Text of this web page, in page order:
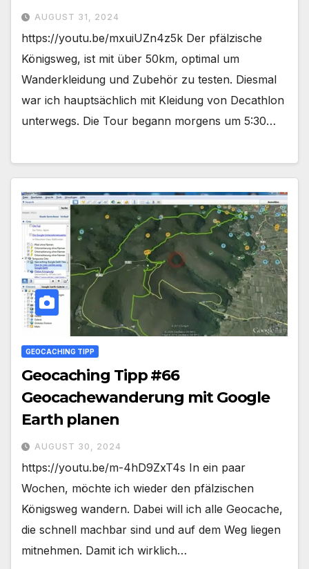
AUGUST 31, 2024
https://youtu.be/mxuiUZn4z5k Der pfälzische
Königsweg, ist mit über 50km, optimal um
Wanderkleidung und Zubehör zu testen. Diesmal
war ich hauptsächlich mit Kleidung von Decathlon
unterwegs. Die Tour begann morgens um 5:30…
GEOCACHING TIPP
Geocaching Tipp #66
Geocachewanderung mit Google
Earth planen
AUGUST 30, 2024
https://youtu.be/m-4hD9ZxT4s In ein paar
Wochen, möchte ich wieder den pfälzischen
Königsweg wandern. Dabei will ich alle Geocache,
die schnell machbar sind und auf dem Weg liegen
mitnehmen. Damit ich wirklich…